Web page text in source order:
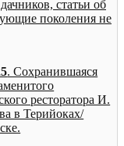
статьи об
поколения не
. Сохранившаяся
ресторатора И.
в Терийоках/